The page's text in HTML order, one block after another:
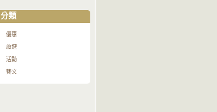
分類
優惠
旅遊
活動
藝文